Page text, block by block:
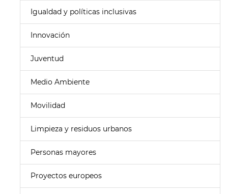
Igualdad y políticas inclusivas
Innovación
Juventud
Medio Ambiente
Movilidad
Limpieza y residuos urbanos
Personas mayores
Proyectos europeos